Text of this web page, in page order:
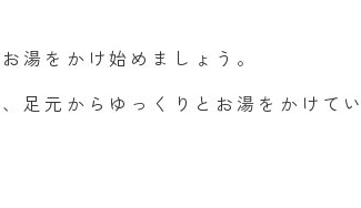
湯をかけ始めましょう。
足元からゆっくりとお湯をかけてい